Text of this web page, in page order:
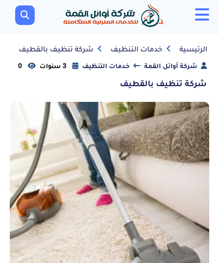
الرئيسية خدمات التنظيف شركة تنظيف بالقطيف
شركة أوائل القمة خدمات التنظيف
شركة تنظيف بالقطيف